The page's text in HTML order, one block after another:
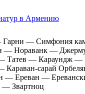
в Армению
Гарни — Симфония
— Нораванк —
Татев — Караундж
сарай
Ереван —
Звартноц